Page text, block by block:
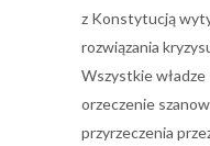
z Konstytucją
rozwiązania
Wszystkie władze
orzeczenie
przyrzeczenia